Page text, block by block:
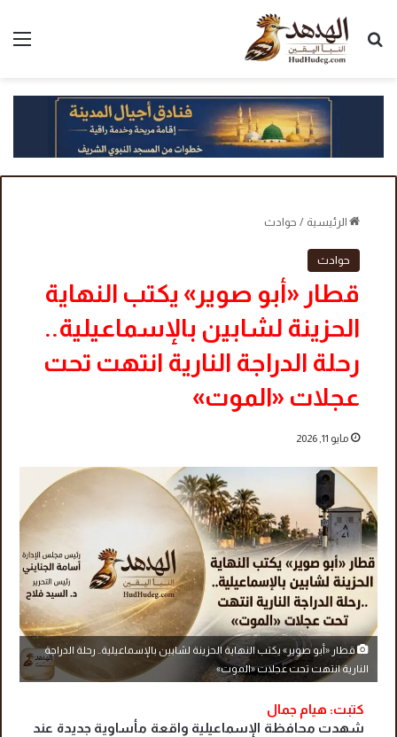
بحث عن
الرئيسية / حوادث
حوادث
قطار «أبو صوير» يكتب النهاية
الحزينة لشابين بالإسماعيلية..
رحلة الدراجة النارية انتهت تحت
عجلات «الموت»
مايو 11, 2026
قطار «أبو صوير» يكتب النهاية الحزينة لشابين بالإسماعيلية.. رحلة الدراجة
النارية انتهت تحت عجلات «الموت»
كتبت: هيام جمال
شهدت محافظة الإسماعيلية واقعة مأساوية جديدة عند